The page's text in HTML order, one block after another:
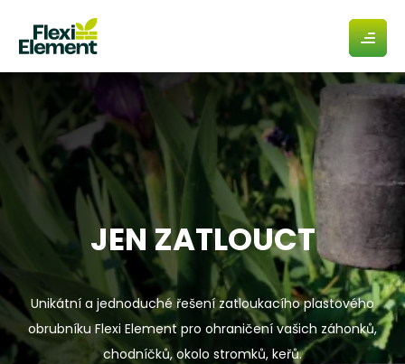
Otevřít
mobilní
menu
JEN ZATLOUCT
Unikátní a jednoduché řešení zatloukacího plastového
obrubníku Flexi Element pro ohraničení vašich záhonků,
chodníčků, okolo stromků, keřů.